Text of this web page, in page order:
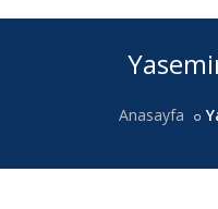
Anasayfa